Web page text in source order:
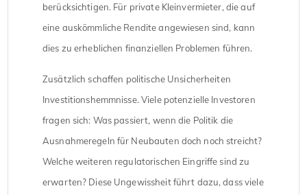
berücksichtigen. Für private Kleinvermieter, die auf
eine auskömmliche Rendite angewiesen sind, kann
dies zu erheblichen finanziellen Problemen führen.
Zusätzlich schaffen politische Unsicherheiten
Investitionshemmnisse. Viele potenzielle Investoren
fragen sich: Was passiert, wenn die Politik die
Ausnahmeregeln für Neubauten doch noch streicht?
Welche weiteren regulatorischen Eingriffe sind zu
erwarten? Diese Ungewissheit führt dazu, dass viele